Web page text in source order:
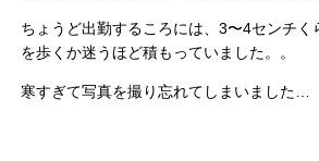
ちょうど出勤するころには、3〜4センチく
を歩くか迷うほど積もっていました。。
寒すぎて写真を撮り忘れてしまいました…